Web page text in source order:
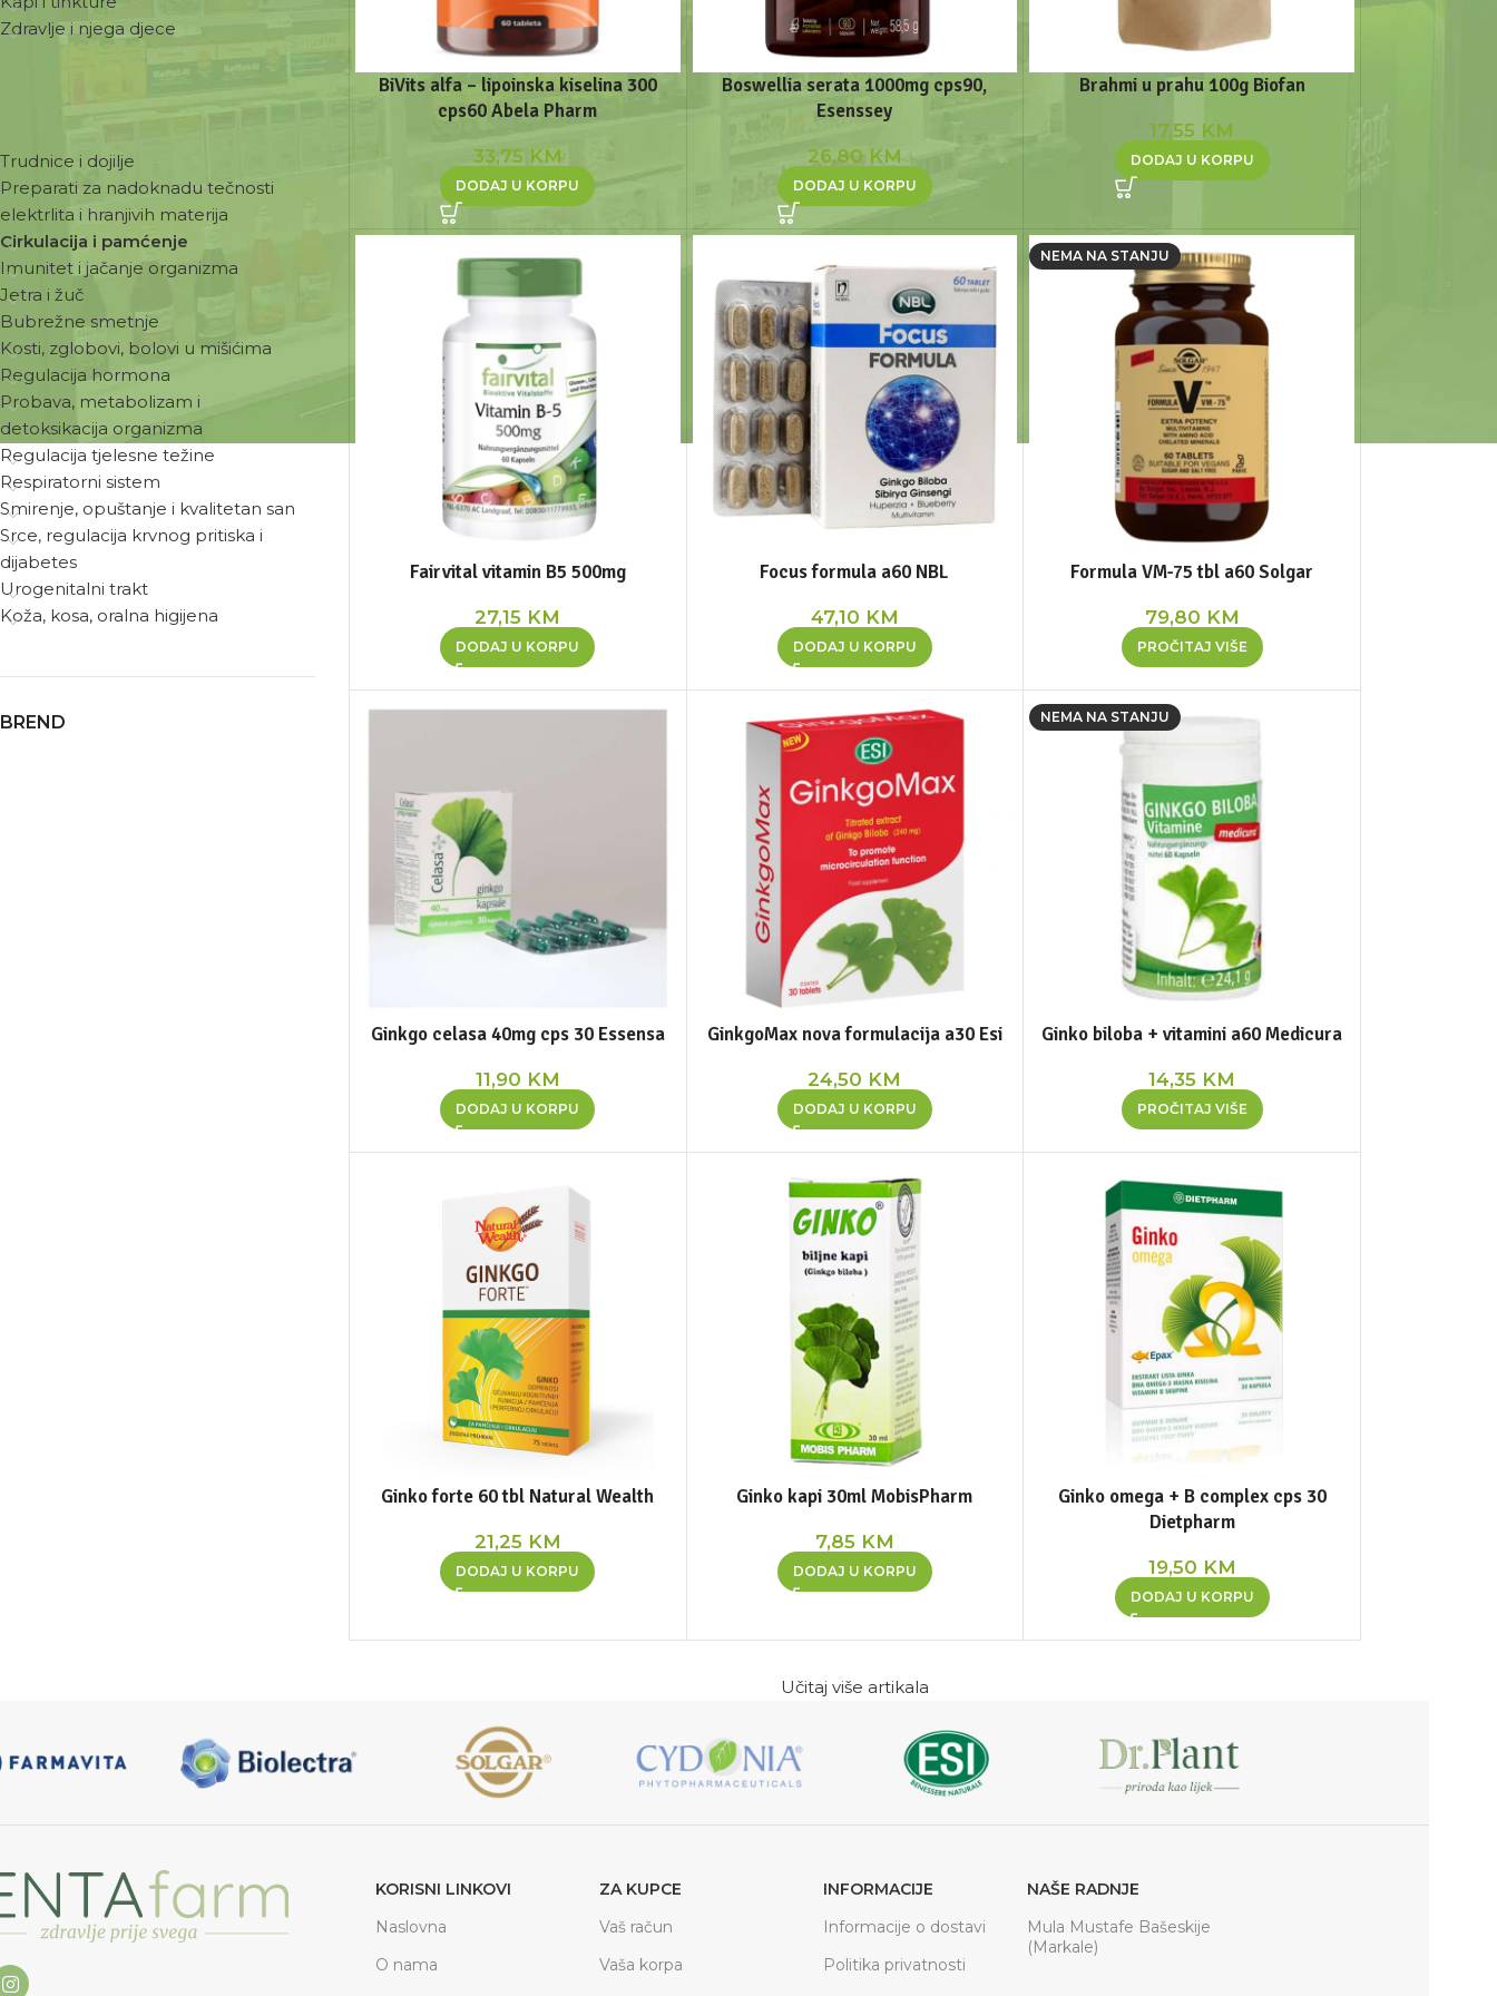
Zdravlje i njega djece
ZDRAVSTVENE POTREBE
Trudnice i dojilje
Preparati za nadoknadu tečnosti
elektrlita i hranjivih materija
Cirkulacija i pamćenje
Imunitet i jačanje organizma
Jetra i žuč
Bubrežne smetnje
Kosti, zglobovi, bolovi u mišićima
Regulacija hormona
Probava, metabolizam i
detoksikacija organizma
Regulacija tjelesne težine
Respiratorni sistem
Smirenje, opuštanje i kvalitetan san
Srce, regulacija krvnog pritiska i
dijabetes
Urogenitalni trakt
Koža, kosa, oralna higijena
BREND
BiVits alfa – lipoinska kiselina 300
cps60 Abela Pharm
33,75 KM
DODAJ U KORPU
Boswellia serata 1000mg cps90,
Esenssey
26,80 KM
DODAJ U KORPU
Brahmi u prahu 100g Biofan
17,55 KM
DODAJ U KORPU
Fairvital vitamin B5 500mg
27,15 KM
DODAJ U KORPU
Focus formula a60 NBL
47,10 KM
DODAJ U KORPU
NEMA NA STANJU
Formula VM-75 tbl a60 Solgar
79,80 KM
PROČITAJ VIŠE
Ginkgo celasa 40mg cps 30 Essensa
11,90 KM
DODAJ U KORPU
GinkgoMax nova formulacija a30 Esi
24,50 KM
DODAJ U KORPU
NEMA NA STANJU
Ginko biloba + vitamini a60 Medicura
14,35 KM
PROČITAJ VIŠE
Ginko forte 60 tbl Natural Wealth
21,25 KM
DODAJ U KORPU
Ginko kapi 30ml MobisPharm
7,85 KM
DODAJ U KORPU
Ginko omega + B complex cps 30
Dietpharm
19,50 KM
DODAJ U KORPU
Učitaj više artikala
KORISNI LINKOVI
Naslovna
O nama
ZA KUPCE
Vaš račun
Vaša korpa
INFORMACIJE
Informacije o dostavi
Politika privatnosti
NAŠE RADNJE
Mula Mustafe Bašeskije
(Markale)